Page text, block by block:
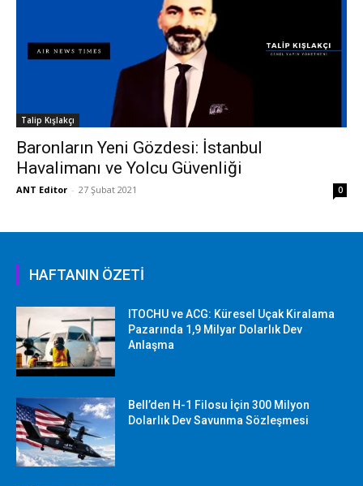
Talip Kışlakçı
Baronların Yeni Gözdesi: İstanbul
Havalimanı ve Yolcu Güvenliği
ANT Editor - 27 Şubat 2021 0
HAFTANIN ÖZETİ
ITOCHU ve ACG: Küresel Uçak Kiralama
Pazarında 1,9 Milyar Dolarlık Dev
Anlaşma
Bell’den H-1 Filosu İçin 300 Milyon
Dolarlık Dev Savunma Sözleşmesi